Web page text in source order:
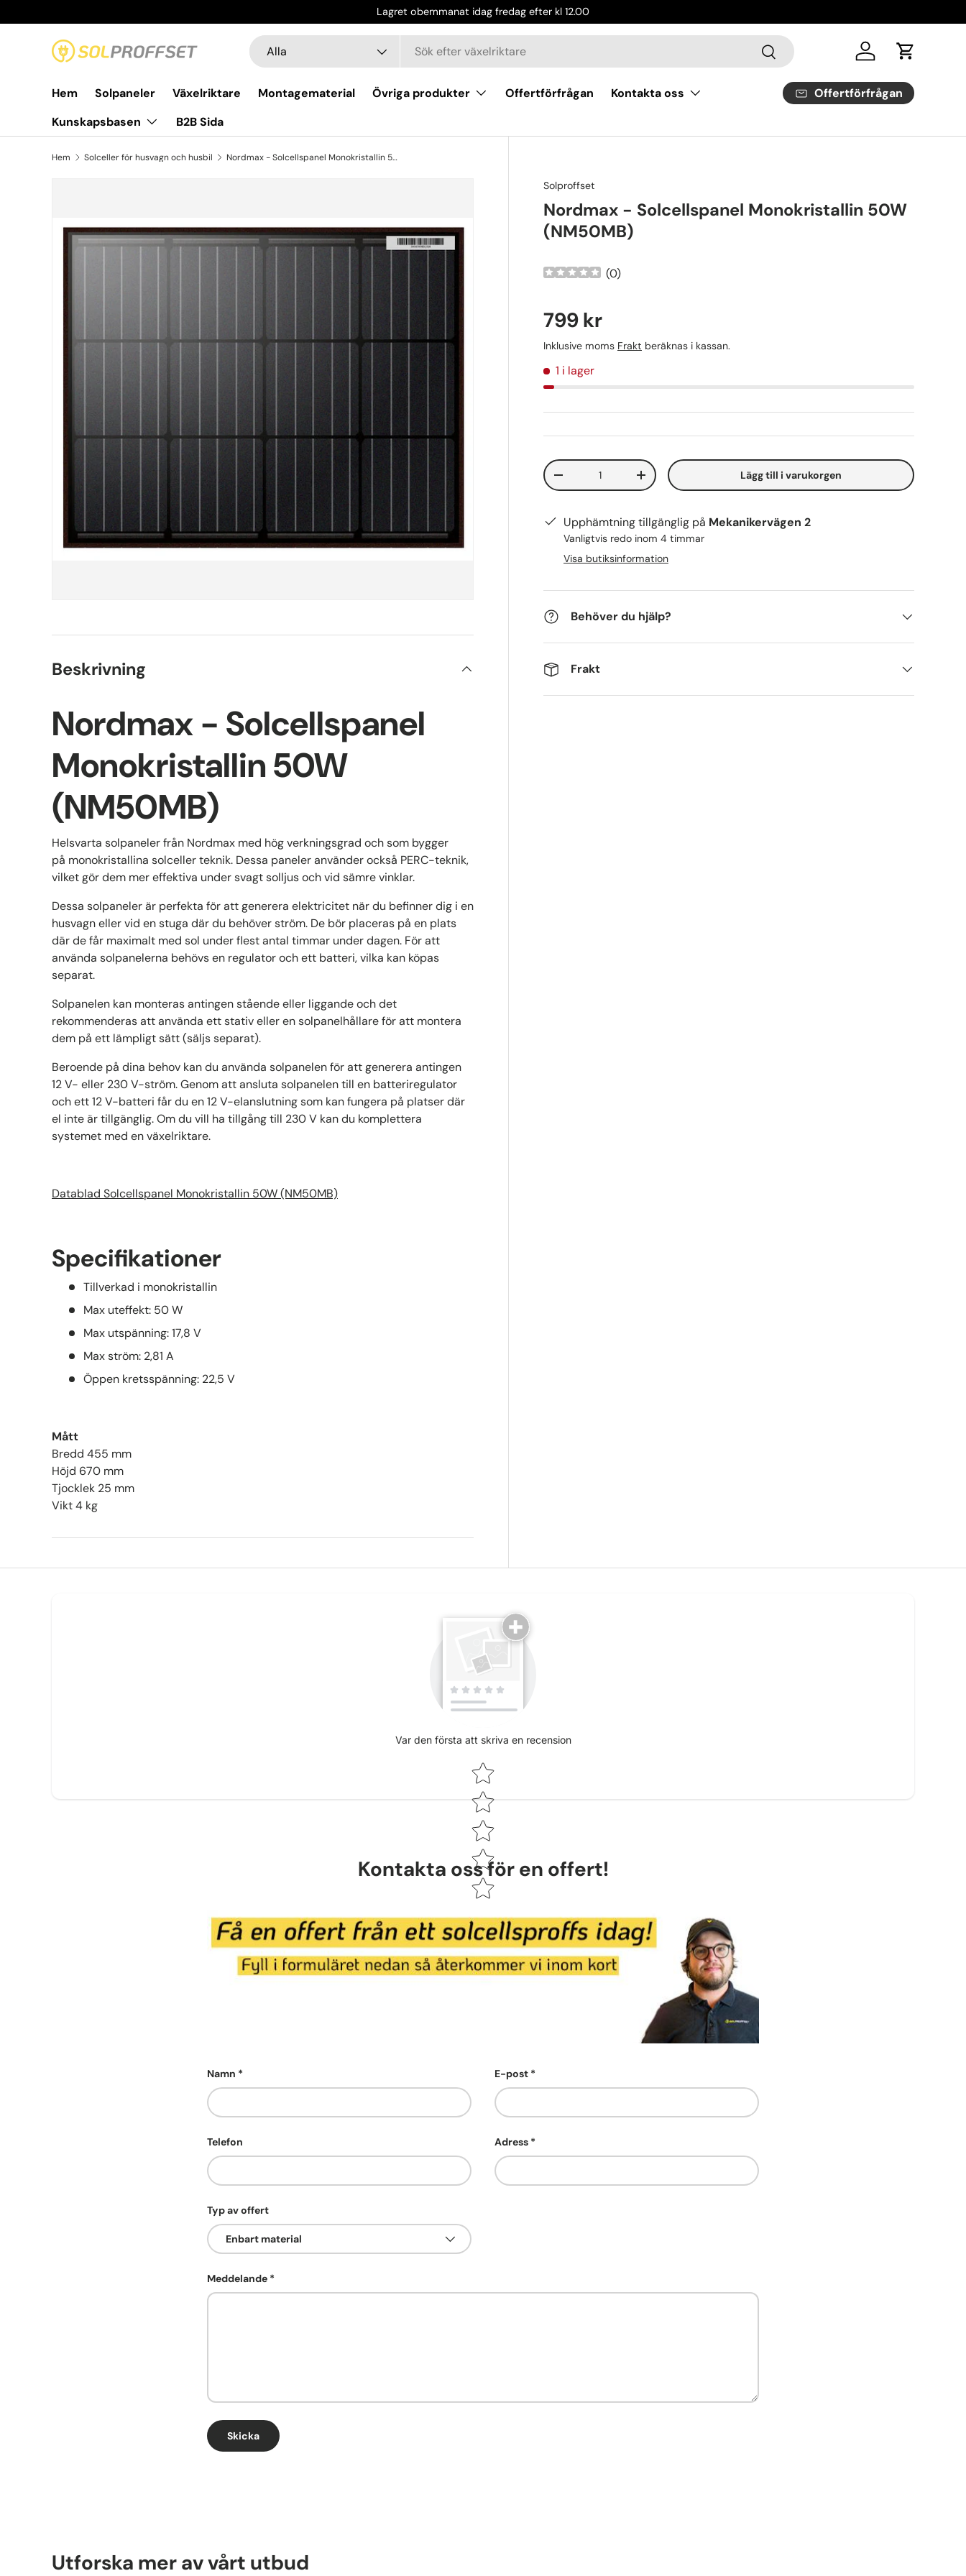
Hoppa till innehållet
Lagret obemmanat idag fredag efter kl 12.00
Sök
Produkttyp
Alla Sök Logga inVagn
Hem Solpaneler Växelriktare Montagematerial Övriga produkter Offertförfrågan
Kontakta oss
Kunskapsbasen
B2B Sida
Offertförfrågan
Hem Solceller för husvagn och husbil Nordmax - Solcellspanel Monokristallin 50W (NM50MB)
Solproffset
Nordmax - Solcellspanel Monokristallin 50W
(NM50MB)
(0)
799 kr
Inklusive moms Frakt beräknas i kassan.
1 i lager
Antal
-
+ Lägg till i varukorgen
Upphämtning tillgänglig på Mekanikervägen 2
Vanligtvis redo inom 4 timmar
Visa butiksinformation
Behöver du hjälp?
Frakt
Beskrivning
Nordmax - Solcellspanel
Monokristallin 50W
(NM50MB)
Helsvarta solpaneler från Nordmax med hög verkningsgrad och som bygger
på monokristallina solceller teknik. Dessa paneler använder också PERC-teknik,
vilket gör dem mer effektiva under svagt solljus och vid sämre vinklar.
Dessa solpaneler är perfekta för att generera elektricitet när du befinner dig i en
husvagn eller vid en stuga där du behöver ström. De bör placeras på en plats
där de får maximalt med sol under flest antal timmar under dagen. För att
använda solpanelerna behövs en regulator och ett batteri, vilka kan köpas
separat.
Solpanelen kan monteras antingen stående eller liggande och det
rekommenderas att använda ett stativ eller en solpanelhållare för att montera
dem på ett lämpligt sätt (säljs separat).
Beroende på dina behov kan du använda solpanelen för att generera antingen
12 V- eller 230 V-ström. Genom att ansluta solpanelen till en batteriregulator
och ett 12 V-batteri får du en 12 V-elanslutning som kan fungera på platser där
el inte är tillgänglig. Om du vill ha tillgång till 230 V kan du komplettera
systemet med en växelriktare.
Datablad Solcellspanel Monokristallin 50W (NM50MB)
Specifikationer
Tillverkad i monokristallin
Max uteffekt: 50 W
Max utspänning: 17,8 V
Max ström: 2,81 A
Öppen kretsspänning: 22,5 V
Mått
Bredd 455 mm
Höjd 670 mm
Tjocklek 25 mm
Vikt 4 kg
Var den första att skriva en recension
Star rating
Kontakta oss för en offert!
Namn E-post
Telefon Adress
Typ av offert
Meddelande
Skicka
Utforska mer av vårt utbud